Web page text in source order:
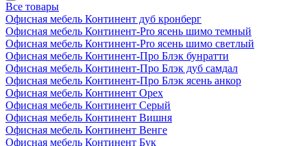
Все товары
Офисная мебель Континент дуб кронберг
Офисная мебель Континент-Pro ясень шимо темный
Офисная мебель Континент-Pro ясень шимо светлый
Офисная мебель Континент-Про Блэк бунратти
Офисная мебель Континент-Про Блэк дуб самдал
Офисная мебель Континент-Про Блэк ясень анкор
Офисная мебель Континент Орех
Офисная мебель Континент Серый
Офисная мебель Континент Вишня
Офисная мебель Континент Венге
Офисная мебель Континент Бук